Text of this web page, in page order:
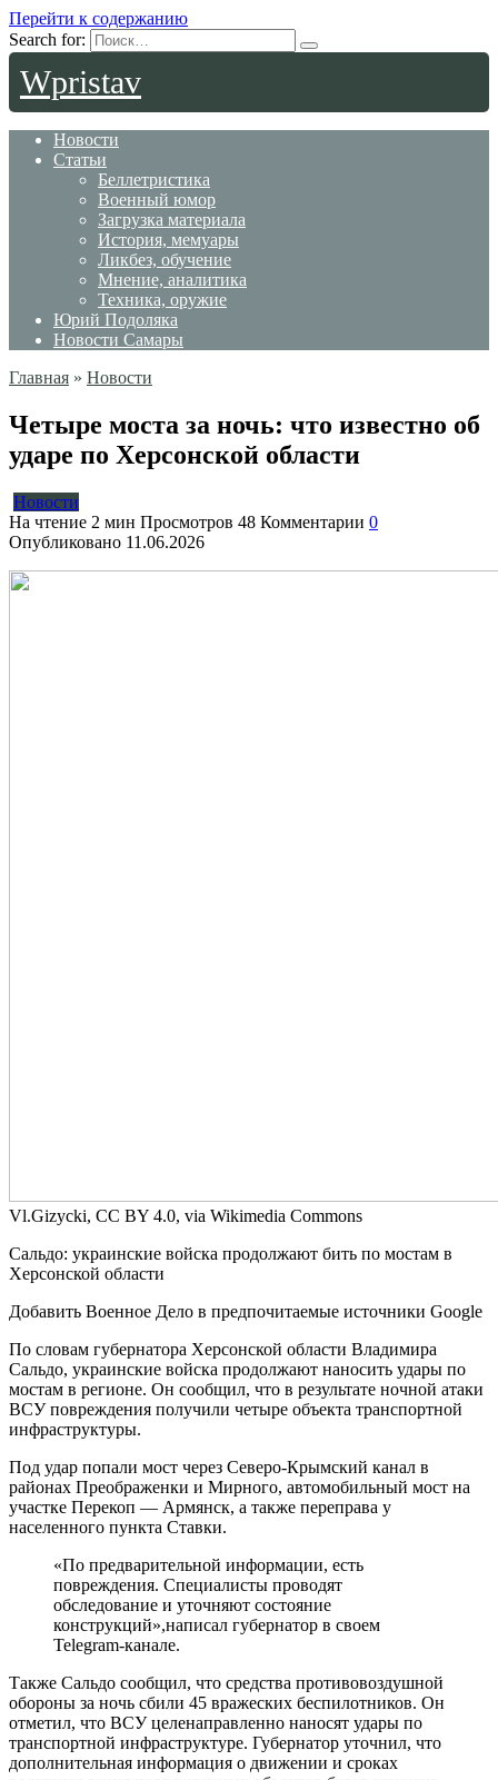
Перейти к содержанию
Search for:
Wpristav
Новости
Статьи
Беллетристика
Военный юмор
Загрузка материала
История, мемуары
Ликбез, обучение
Мнение, аналитика
Техника, оружие
Юрий Подоляка
Новости Самары
Главная » Новости
Четыре моста за ночь: что известно об
ударе по Херсонской области
Новости
На чтение 2 мин Просмотров 48 Комментарии 0
Опубликовано 11.06.2026
Vl.Gizycki, CC BY 4.0, via Wikimedia Commons
Сальдо: украинские войска продолжают бить по мостам в
Херсонской области
Добавить Военное Дело в предпочитаемые источники Google
По словам губернатора Херсонской области Владимира
Сальдо, украинские войска продолжают наносить удары по
мостам в регионе. Он сообщил, что в результате ночной атаки
ВСУ повреждения получили четыре объекта транспортной
инфраструктуры.
Под удар попали мост через Северо-Крымский канал в
районах Преображенки и Мирного, автомобильный мост на
участке Перекоп — Армянск, а также переправа у
населенного пункта Ставки.
«По предварительной информации, есть
повреждения. Специалисты проводят
обследование и уточняют состояние
конструкций»,написал губернатор в своем
Telegram-канале.
Также Сальдо сообщил, что средства противовоздушной
обороны за ночь сбили 45 вражеских беспилотников. Он
отметил, что ВСУ целенаправленно наносят удары по
транспортной инфраструктуре. Губернатор уточнил, что
дополнительная информация о движении и сроках